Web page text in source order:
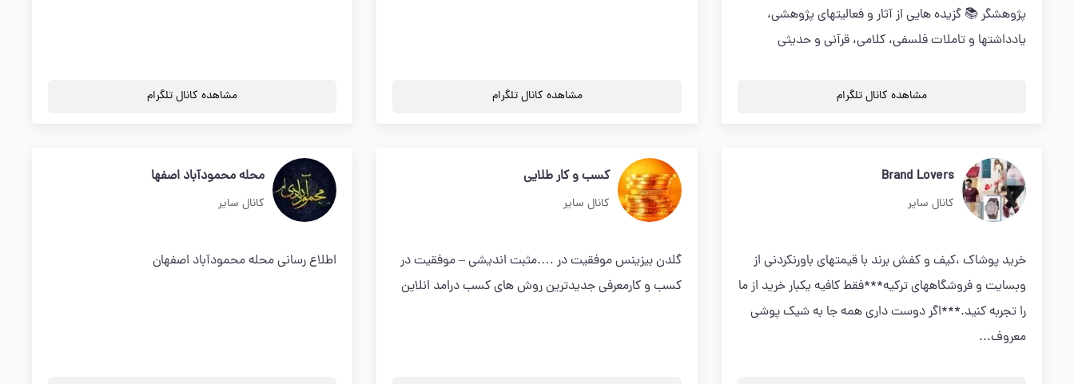
پژوهشگر 📚 گزیده هایی از آثار و فعالیتهای پژوهشی،
یادداشتها و تاملات فلسفی، کلامی، قرآنی و حدیثی
مشاهده کانال تلگرام مشاهده کانال تلگرام مشاهده کانال تلگرام
Brand Lovers
کانال سایر
خرید پوشاک ،کیف و کفش برند با قیمتهای باورنکردنی از
وبسایت و فروشگاههای ترکیه***فقط کافیه یکبار خرید از ما
را تجربه کنید.***اگر دوست داری همه جا به شیک پوشی
معروف...
کسب و کار طلایی
کانال سایر
گلدن بیزینس موفقیت در ….مثبت اندیشی – موفقیت در
کسب و کارمعرفی جدیدترین روش های کسب درامد انلاین
محله محمودآباد اصفها
کانال سایر
اطلاع رسانی محله محمودآباد اصفهان